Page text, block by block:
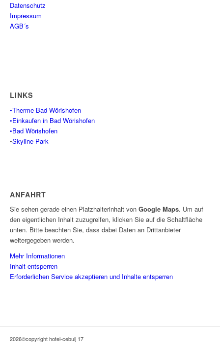
Datenschutz
Impressum
AGB´s
LINKS
•Therme Bad Wörishofen
•Einkaufen in Bad Wörishofen
•Bad Wörishofen
•Skyline Park
ANFAHRT
Sie sehen gerade einen Platzhalterinhalt von Google Maps. Um auf
den eigentlichen Inhalt zuzugreifen, klicken Sie auf die Schaltfläche
unten. Bitte beachten Sie, dass dabei Daten an Drittanbieter
weitergegeben werden.
Mehr Informationen
Inhalt entsperren
Erforderlichen Service akzeptieren und Inhalte entsperren
2026©copyright hotel-cebulj 17